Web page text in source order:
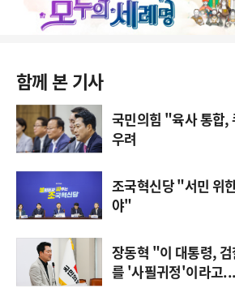
함께 본 기사
국민의힘 "육사 통합,
우려
조국혁신당 "서민 위
야"
장동혁 "이 대통령,
를 '사필귀정'이라고